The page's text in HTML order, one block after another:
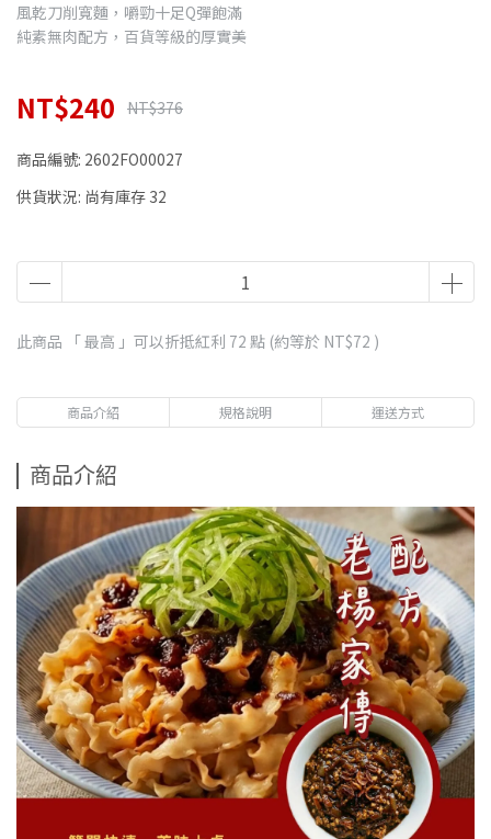
風乾刀削寬麵，嚼勁十足Q彈飽滿
純素無肉配方，百貨等級的厚實美
NT$240 NT$376
商品編號: 2602FO00027
供貨狀況: 尚有庫存 32
此商品 「 最高 」可以折抵紅利 72 點 (約等於 NT$72 )
商品介紹 規格說明 運送方式
商品介紹